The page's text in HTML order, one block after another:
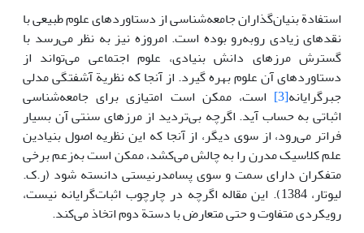
استفادة بنیان‌گذاران جامعه‌شناسی از دستاوردهای علوم طبیعی با
نقدهای زیادی روبه‌رو بوده است. امروزه نیز به نظر می‌رسد با
گسترش مرزهای دانش بنیادی، علوم اجتماعی می‌تواند از
دستاوردهای آن علوم بهره گیرد. از آنجا که نظریة آشفتگی مدلی
جبرگرایانه[3]
است، ممکن است امتیازی برای جامعه‌شناسی
اثباتی به حساب آید. اگرچه بی‌تردید از مرزهای سنتی آن بسیار
فراتر می‌رود، از سوی دیگر، از آنجا که این نظریه اصول بنیادین
علم کلاسیک مدرن را به چالش می‌کشد، ممکن است به‌زعم برخی
متفکران دارای سمت و سوی پسامدرنیستی دانسته شود (ر.ک.
لیوتار، 1384). این مقاله اگرچه در چارچوب اثبات‌گرایانه نیست،
رویکردی متفاوت و حتی متعارض با دستة دوم اتخاذ می‌کند.